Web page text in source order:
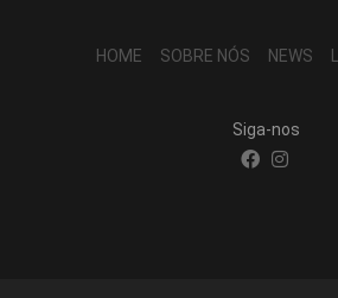
HOME SOBRE NÓS NEWS
Siga-nos